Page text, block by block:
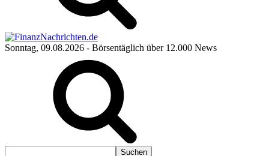
Sonntag, 09.08.2026 - Börsentäglich über 12.000 News